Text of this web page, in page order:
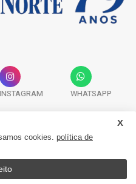
INSTAGRAM WHATSAPP
Quem Somos
cookies. política de